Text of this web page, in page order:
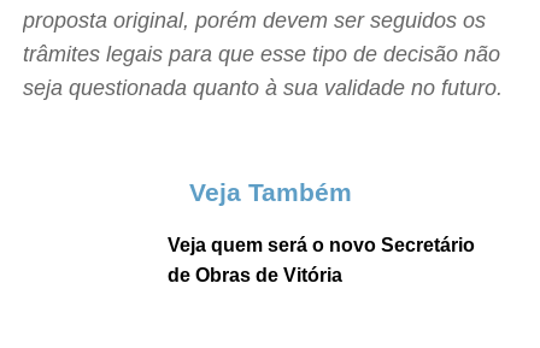
proposta original, porém devem ser seguidos os
trâmites legais para que esse tipo de decisão não
seja questionada quanto à sua validade no futuro.
Veja Também
Veja quem será o novo Secretário
de Obras de Vitória